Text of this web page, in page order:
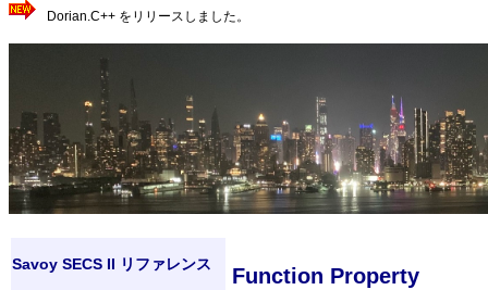
Dorian.C++ をリリースしました。
Savoy SECS II リファレンス Function Property